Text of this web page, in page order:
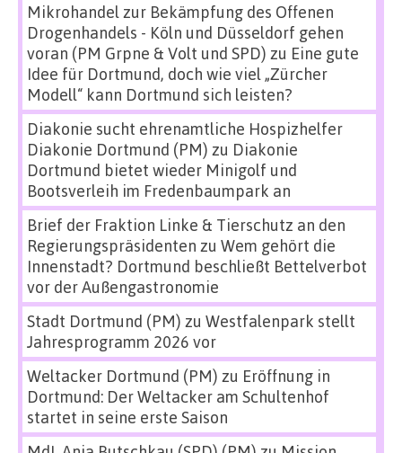
Mikrohandel zur Bekämpfung des Offenen
Drogenhandels - Köln und Düsseldorf gehen
voran (PM Grpne & Volt und SPD) zu Eine gute
Idee für Dortmund, doch wie viel „Zürcher
Modell“ kann Dortmund sich leisten?
Diakonie sucht ehrenamtliche Hospizhelfer
Diakonie Dortmund (PM) zu Diakonie
Dortmund bietet wieder Minigolf und
Bootsverleih im Fredenbaumpark an
Brief der Fraktion Linke & Tierschutz an den
Regierungspräsidenten zu Wem gehört die
Innenstadt? Dortmund beschließt Bettelverbot
vor der Außengastronomie
Stadt Dortmund (PM) zu Westfalenpark stellt
Jahresprogramm 2026 vor
Weltacker Dortmund (PM) zu Eröffnung in
Dortmund: Der Weltacker am Schultenhof
startet in seine erste Saison